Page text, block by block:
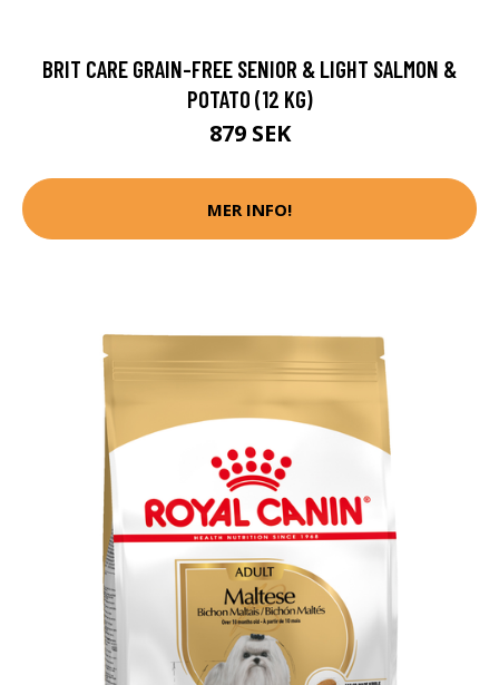
BRIT CARE GRAIN-FREE SENIOR & LIGHT SALMON &
POTATO (12 KG)
879 SEK
MER INFO!